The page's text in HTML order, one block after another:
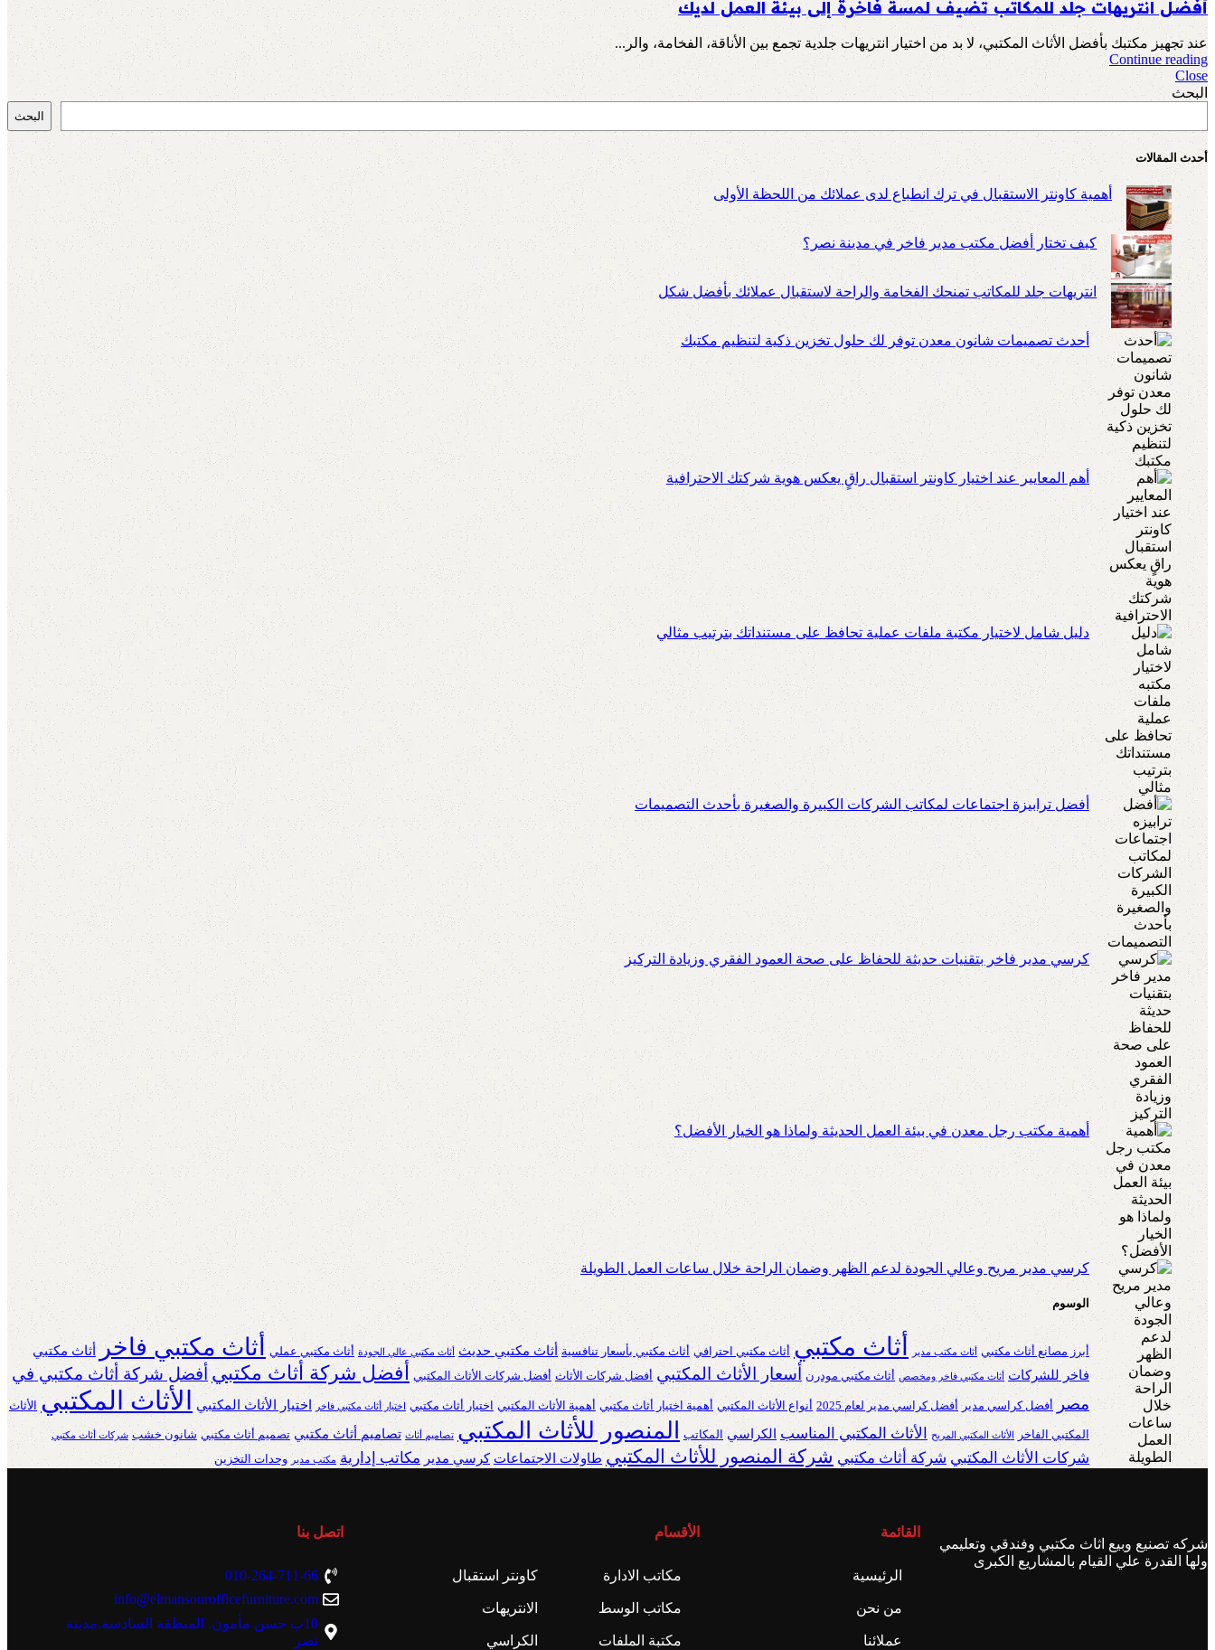
أفضل انتريهات جلد للمكاتب تضيف لمسة فاخرة إلى بيئة العمل لديك
عند تجهيز مكتبك بأفضل الأثاث المكتبي، لا بد من اختيار انتريهات جلدية تجمع بين الأناقة، الفخامة، والر...
Continue reading
Close
البحث
البحث
أحدث المقالات
أهمية كاونتر الاستقبال في ترك انطباع لدى عملائك من اللحظة الأولى
كيف تختار أفضل مكتب مدير فاخر في مدينة نصر؟
انتريهات جلد للمكاتب تمنحك الفخامة والراحة لاستقبال عملائك بأفضل شكل
أحدث تصميمات شانون معدن توفر لك حلول تخزين ذكية لتنظيم مكتبك
أهم المعايير عند اختيار كاونتر استقبال راقٍ يعكس هوية شركتك الاحترافية
دليل شامل لاختيار مكتبة ملفات عملية تحافظ على مستنداتك بترتيب مثالي
أفضل ترابيزة اجتماعات لمكاتب الشركات الكبيرة والصغيرة بأحدث التصميمات
كرسي مدير فاخر بتقنيات حديثة للحفاظ على صحة العمود الفقري وزيادة التركيز
أهمية مكتب رجل معدن في بيئة العمل الحديثة ولماذا هو الخيار الأفضل؟
كرسي مدير مريح وعالي الجودة لدعم الظهر وضمان الراحة خلال ساعات العمل الطويلة
الوسوم
أبرز مصانع أثاث مكتبي أثاث مكتب مدير أثاث مكتبي أثاث مكتبي احترافي أثاث مكتبي بأسعار تنافسية أثاث مكتبي حديث أثاث مكتبي عالي الجودة أثاث مكتبي عملي أثاث مكتبي فاخر أثاث مكتبي
فاخر للشركات
أثاث مكتبي فاخر ومخصص أثاث مكتبي مودرن أسعار الأثاث المكتبي أفضل شركات الأثاث أفضل شركات الأثاث المكتبي أفضل شركة أثاث مكتبي أفضل شركة أثاث مكتبي في
مصر
أفضل كراسي مدير أفضل كراسي مدير لعام 2025 أنواع الأثاث المكتبي أهمية اختيار أثاث مكتبي أهمية الأثاث المكتبي اختيار أثاث مكتبي اختيار أثاث مكتبي فاخر اختيار الأثاث المكتبي الأثاث المكتبي الأثاث
المكتبي الفاخر الأثاث المكتبي المريح الأثاث المكتبي المناسب الكراسي المكاتب المنصور للأثاث المكتبي تصاميم أثاث تصاميم أثاث مكتبي تصميم أثاث مكتبي شانون خشب شركات أثاث مكتبي
شركات الأثاث المكتبي شركة أثاث مكتبي شركة المنصور للأثاث المكتبي طاولات الاجتماعات كرسي مدير مكاتب إدارية مكتب مدير وحدات التخزين
شركه تصنيع وبيع اثاث مكتبي وفندقي وتعليمي
ولها القدرة علي القيام بالمشاريع الكبرى
القائمة
الرئيسية
من نحن
عملائنا
الأقسام
مكاتب الادارة
مكاتب الوسط
مكتبة الملفات
كاونتر استقبال
الانتريهات
الكراسي
اتصل بنا
010-264-711-66
info@elmansourofficefurniture.com
10ب حسن مأمون. المنطقة السادسة.مدينة
نصر